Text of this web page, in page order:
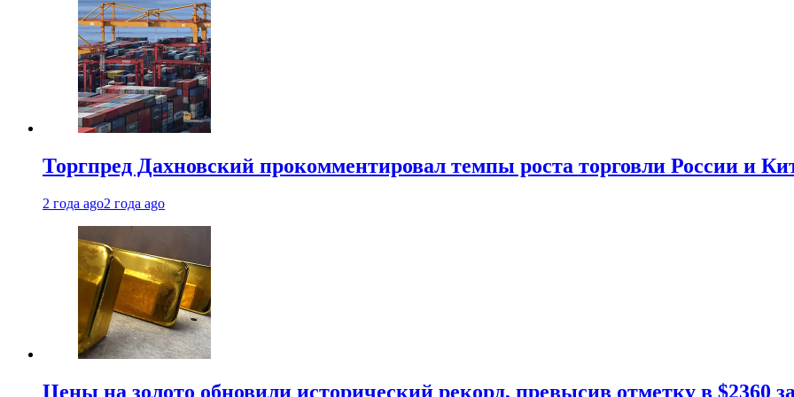
Торгпред Дахновский прокомментировал темпы роста торговли России и
2 года ago2 года ago
Цены на золото обновили исторический рекорд, превысив отметку в $2360